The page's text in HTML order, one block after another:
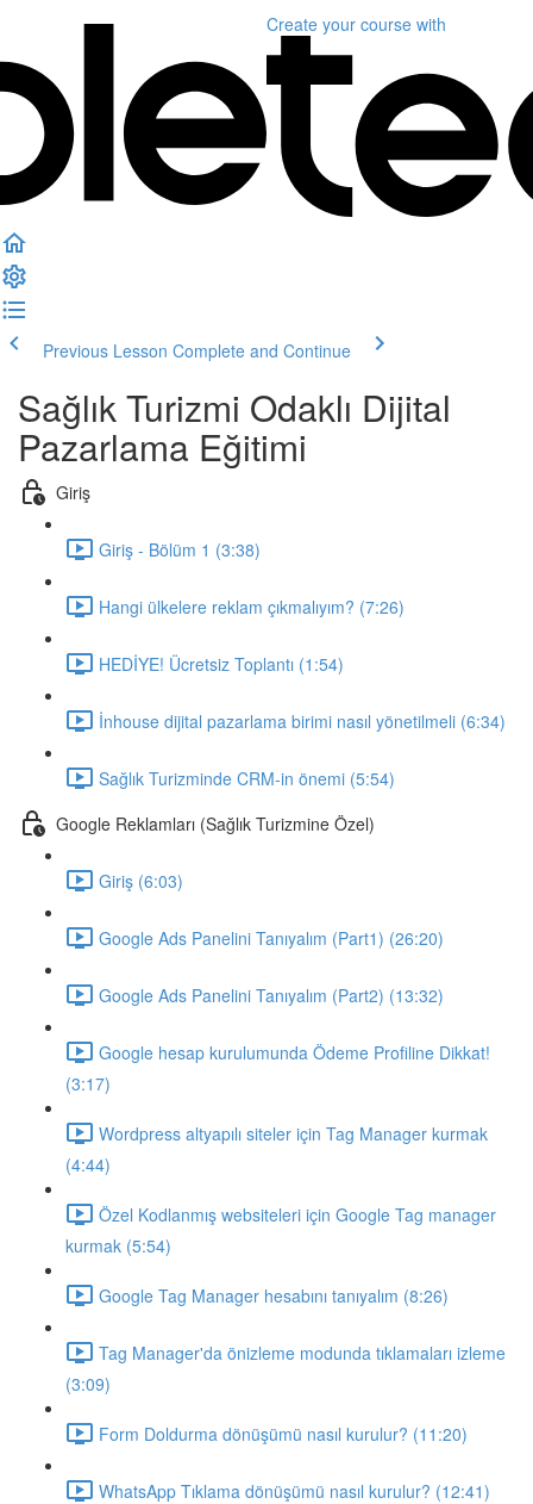
Create your course with
Previous Lesson Complete and Continue
Sağlık Turizmi Odaklı Dijital
Pazarlama Eğitimi
Giriş
Giriş - Bölüm 1 (3:38)
Hangi ülkelere reklam çıkmalıyım? (7:26)
HEDİYE! Ücretsiz Toplantı (1:54)
İnhouse dijital pazarlama birimi nasıl yönetilmeli (6:34)
Sağlık Turizminde CRM-in önemi (5:54)
Google Reklamları (Sağlık Turizmine Özel)
Giriş (6:03)
Google Ads Panelini Tanıyalım (Part1) (26:20)
Google Ads Panelini Tanıyalım (Part2) (13:32)
Google hesap kurulumunda Ödeme Profiline Dikkat!
(3:17)
Wordpress altyapılı siteler için Tag Manager kurmak
(4:44)
Özel Kodlanmış websiteleri için Google Tag manager
kurmak (5:54)
Google Tag Manager hesabını tanıyalım (8:26)
Tag Manager'da önizleme modunda tıklamaları izleme
(3:09)
Form Doldurma dönüşümü nasıl kurulur? (11:20)
WhatsApp Tıklama dönüşümü nasıl kurulur? (12:41)